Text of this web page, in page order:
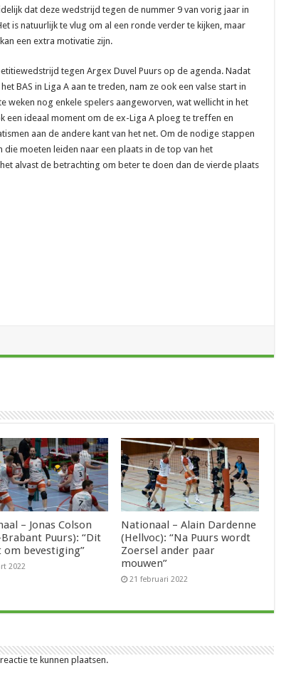
dat deze wedstrijd tegen de nummer 9 van vorig jaar in
is natuurlijk te vlug om al een ronde verder te kijken, maar
een extra motivatie zijn.
tegen Argex Duvel Puurs op de agenda. Nadat
BAS in Liga A aan te treden, nam ze ook een valse start in
weken nog enkele spelers aangeworven, wat wellicht in het
een ideaal moment om de ex-Liga A ploeg te treffen en
aan de andere kant van het net. Om de nodige stappen
moeten leiden naar een plaats in de top van het
alvast de betrachting om beter te doen dan de vierde plaats
– Jonas Colson
Puurs): “Dit
om bevestiging”
2022
Nationaal – Alain Dardenne
(Hellvoc): “Na Puurs wordt
Zoersel ander paar
mouwen”
21 februari 2022
te kunnen plaatsen.